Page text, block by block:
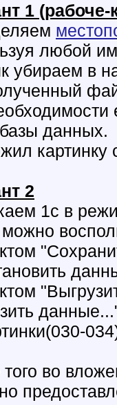
1 (рабоче-
любой
убираем в
данных.
картинку
2
1с в
во